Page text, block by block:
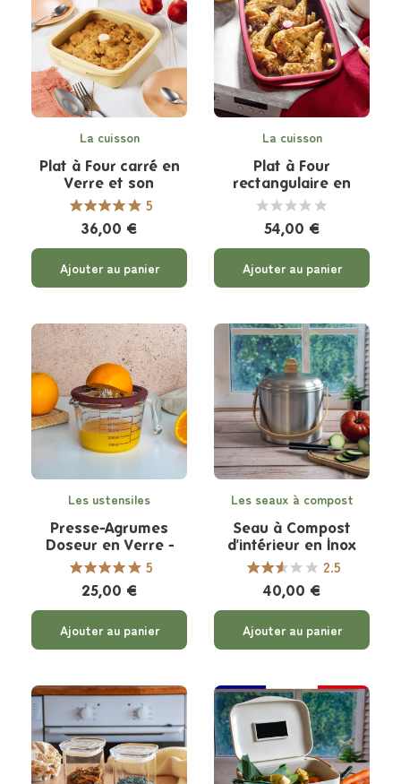
La cuisson
Plat à Four carré en
Verre et son
couvercle - 1,6 litres -
2 coloris
5
36,00 €
Ajouter au panier
La cuisson
Plat à Four
rectangulaire en
Verre et son
2 coloris
54,00 €
Ajouter au panier
Les ustensiles
Presse-Agrumes
Doseur en Verre -
500 ml
5
25,00 €
Ajouter au panier
Les seaux à compost
Seau à Compost
d'intérieur en Inox
avec Filtre Anti-
Odeurs - 3,5 L
2.5
40,00 €
Ajouter au panier